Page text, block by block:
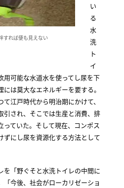
すれば便も見えない
い
る
水
洗
ト
イ
用可能な水道水を使ってし尿を下
は莫大なエネルギーを要する。
江戸時代から明治期にかけて、
引され、そこでは生産と消費、排
っていた。そして現在、コンポス
ずにし尿を資源化する方法として
を「野ぐそと水洗トイレの中間に
「今後、社会がローカリゼーショ